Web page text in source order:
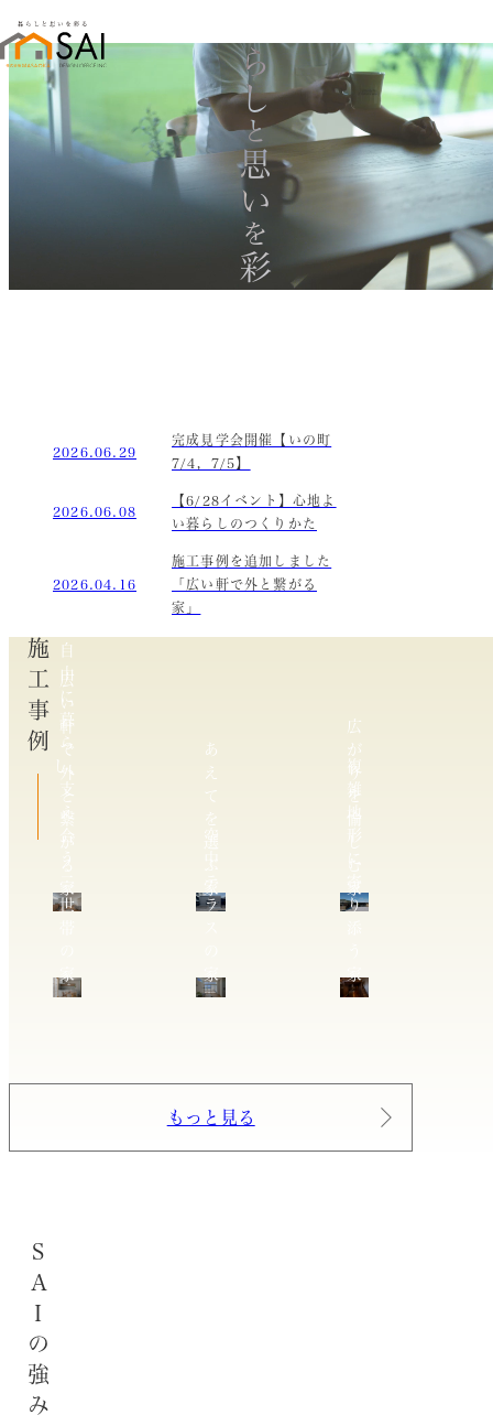
暮らし
と
思い
を
彩る
2026.06.29
完成見学会開催【いの町
7/4，7/5】
2026.06.08
【6/28イベント】心地よ
い暮らしのつくりかた
2026.04.16
施工事例を追加しました
「広い軒で外と繋がる
家」
施工事例
広
い
軒
で
外
と
繋
が
る
あ
え
て
を
選
広
が
り
を
愉
し
自
由
に
暮
ら
し、
支
え
合
う
世
家
空
ラ
家
複
雑
地
形
り
家
もっと見る
SAIの強み